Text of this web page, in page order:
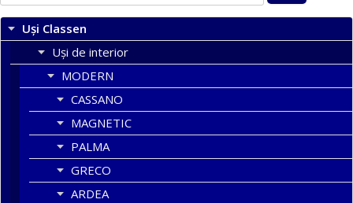
după:
Uși Classen
Uși de interior
MODERN
CASSANO
MAGNETIC
PALMA
GRECO
ARDEA